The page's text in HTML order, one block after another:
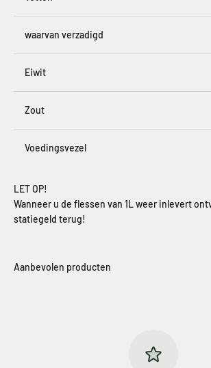
waarvan verzadigd
Eiwit
Zout
Voedingsvezel
LET OP!
Wanneer u de flessen van 1L weer inlevert
statiegeld terug!